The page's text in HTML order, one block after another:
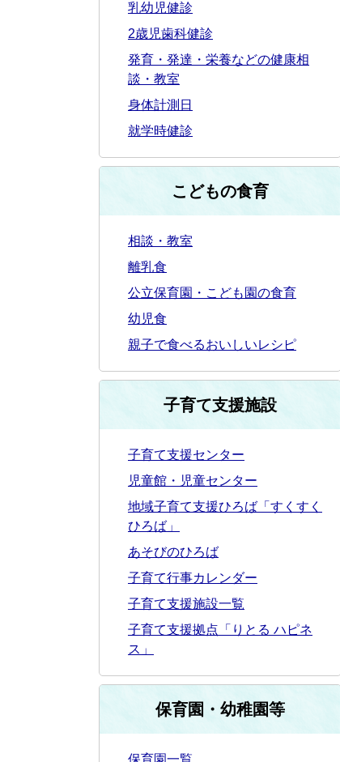
乳幼児健診
2歳児歯科健診
発育・発達・栄養などの健康相
談・教室
身体計測日
就学時健診
こどもの食育
相談・教室
離乳食
公立保育園・こども園の食育
幼児食
親子で食べるおいしいレシピ
子育て支援施設
子育て支援センター
児童館・児童センター
地域子育て支援ひろば「すくすく
ひろば」
あそびのひろば
子育て行事カレンダー
子育て支援施設一覧
子育て支援拠点「りとる ハピネ
ス」
保育園・幼稚園等
保育園一覧